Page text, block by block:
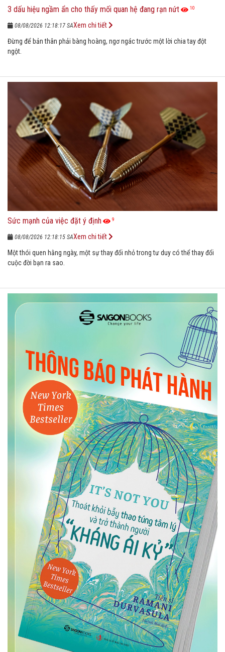
3 dấu hiệu ngầm ẩn cho thấy mối quan hệ đang rạn nứt 10
08/08/2026 12:18:17 SA
Đừng để bản thân phải bàng hoàng, ngơ ngác trước một lời chia tay đột
ngột.
Xem chi tiết
Sức mạnh của việc đặt ý định 9
08/08/2026 12:18:15 SA
Một thói quen hằng ngày, một sự thay đổi nhỏ trong tư duy có thể thay đổi
cuộc đời bạn ra sao.
Xem chi tiết